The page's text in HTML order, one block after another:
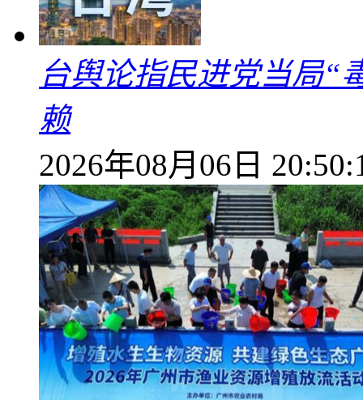
台舆论指民进党当局“
赖
2026年08月06日